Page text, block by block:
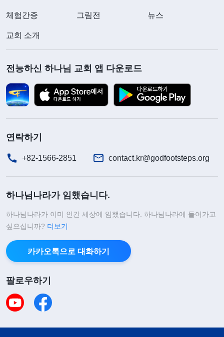
체험간증 그림전 뉴스
교회 소개
전능하신 하나님 교회 앱 다운로드
연락하기
+82-1566-2851 contact.kr@godfootsteps.org
하나님나라가 임했습니다.
하나님나라가 이미 인간 세상에 임했습니다. 하나님나라에 들어가고
싶으십니까? 더보기
카카오톡으로 대화하기
팔로우하기